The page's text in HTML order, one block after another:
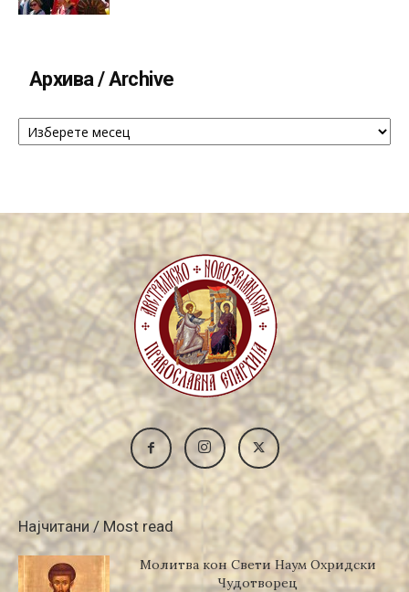
Архива / Archive
Архива
Најчитани / Most read
Молитва кон Свети Наум Охридски
Чудотворец